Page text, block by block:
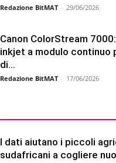
Redazione BitMAT - 29/06/2026
Canon ColorStream
inkjet a modulo continuo
di...
Redazione BitMAT - 17/06/2026
I dati aiutano i piccoli
sudafricani a cogliere